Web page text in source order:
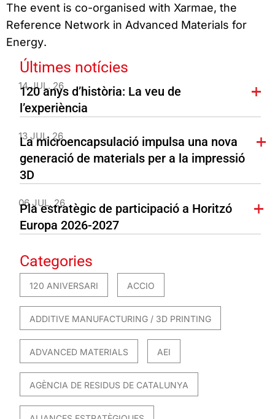
The event is co-organised with Xarmae, the
Reference Network in Advanced Materials for
Energy.
Últimes notícies
14 JUL. 26
120 anys d’història: La veu de
l’experiència
13 JUL. 26
La microencapsulació impulsa una nova
generació de materials per a la impressió
3D
06 JUL. 26
Pla estratègic de participació a Horitzó
Europa 2026-2027
Categories
120 ANIVERSARI ACCIO
ADDITIVE MANUFACTURING / 3D PRINTING
ADVANCED MATERIALS AEI
AGÈNCIA DE RESIDUS DE CATALUNYA